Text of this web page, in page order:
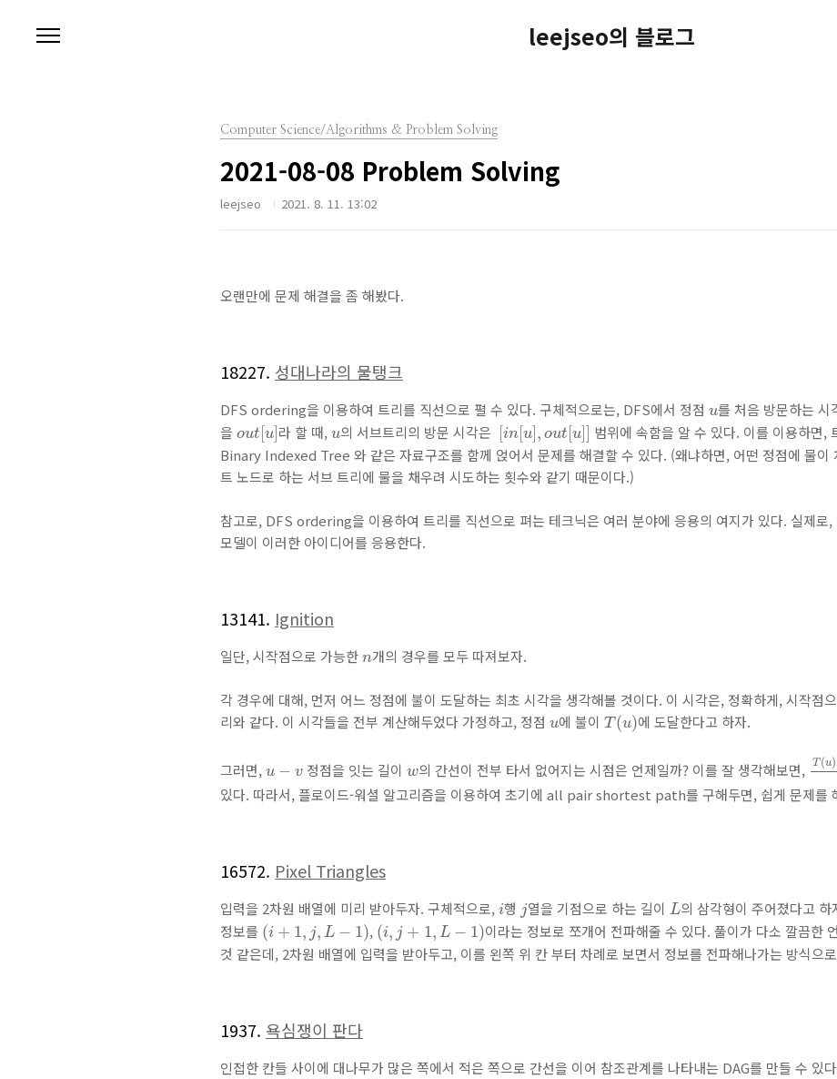
leejseo의 블로그
Computer Science/Algorithms & Problem Solving
2021-08-08 Problem Solving
leejseo 2021. 8. 11. 13:02
오랜만에 문제 해결을 좀 해봤다.
18227. 성대나라의 물탱크
DFS ordering을 이용하여 트리를 직선으로 펼 수 있다. 구체적으로는, DFS에서 정점 u
u를 처음 방문하는 시
을 out u
out[u]
라 할 때, u
u의 서브트리의 방문 시각은 in u , out [u
[in[u out[u ]
범위에 속함을 알 수 있다. 이를 이용하면,
Binary Indexed Tree 와 같은 자료구조를 함께 얹어서 문제를 해결할 수 있다. (왜냐하면, 어떤 정점에 물이
트 노드로 하는 서브 트리에 물을 채우려 시도하는 횟수와 같기 때문이다.)
참고로, DFS ordering을 이용하여 트리를 직선으로 펴는 테크닉은 여러 분야에 응용의 여지가 있다. 실제로
모델이 이러한 아이디어를 응용한다.
13141. Ignition
일단, 시작점으로 가능한 n
n개의 경우를 모두 따져보자.
각 경우에 대해, 먼저 어느 정점에 불이 도달하는 최초 시각을 생각해볼 것이다. 이 시각은, 정확하게, 시작점
리와 같다. 이 시각들을 전부 계산해두었다 가정하고, 정점 u
u에 불이 T (u)
T(u)에 도달한다고 하자.
그러면, u − v
u−v 정점을 잇는 길이w
w의 간선이 전부 타서 없어지는 시점은 언제일까? 이를 잘 생각해보면, T (u)
T(u
있다. 따라서, 플로이드-워셜 알고리즘을 이용하여 초기에 all pair shortest path를 구해두면, 쉽게 문제를
16572. Pixel Triangles
입력을 2차원 배열에 미리 받아두자. 구체적으로, i
i행 j
j 열을 기점으로 하는 길이 L
L의 삼각형이 주어졌다고 하
정보를 (i + 1, j, L − 1)
(i+ 1 j, L− 1) , (i, j + 1, L − 1)
(i, + 1, L− 1)
이라는 정보로 쪼개어 전파해줄 수 있다. 풀이가 다소 깔끔한
것 같은데, 2차원 배열에 입력을 받아두고, 이를 왼쪽 위 칸 부터 차례로 보면서 정보를 전파해나가는 방식으
1937. 욕심쟁이 판다
인접한 칸들 사이에 대나무가 많은 쪽에서 적은 쪽으로 간선을 이어 참조관계를 나타내는 DAG를 만들 수 있